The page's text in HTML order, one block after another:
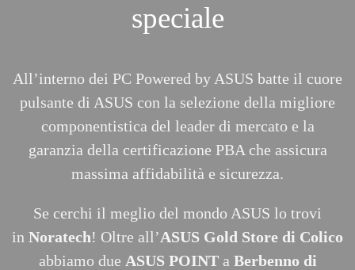
speciale
All’interno dei PC Powered by ASUS batte il cuore
pulsante di ASUS con la selezione della migliore
componentistica del leader di mercato e la
garanzia della certificazione PBA che assicura
massima affidabilità e sicurezza.
Se cerchi il meglio del mondo ASUS lo trovi
in Noratech! Oltre all’ASUS Gold Store di Colico
abbiamo due ASUS POINT a Berbenno di